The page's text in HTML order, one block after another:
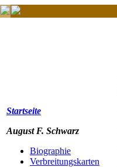
Startseite
August F. Schwarz
Biographie
Verbreitungskarten